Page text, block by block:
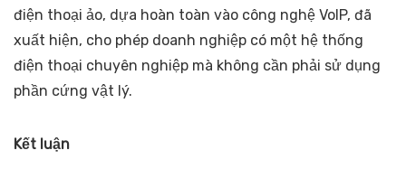
điện thoại ảo, dựa hoàn toàn vào công nghệ VoIP, đã
xuất hiện, cho phép doanh nghiệp có một hệ thống
điện thoại chuyên nghiệp mà không cần phải sử dụng
phần cứng vật lý.
Kết luận